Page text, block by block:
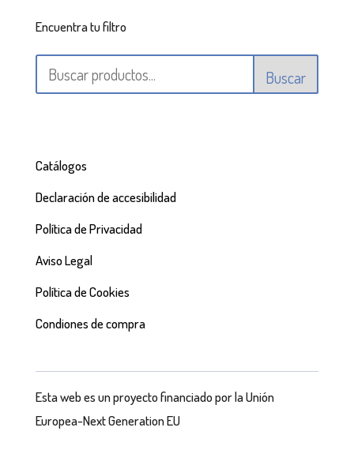
Encuentra tu filtro
Buscar
Catálogos
Declaración de accesibilidad
Política de Privacidad
Aviso Legal
Política de Cookies
Condiones de compra
Esta web es un proyecto financiado por la Unión
Europea-Next Generation EU